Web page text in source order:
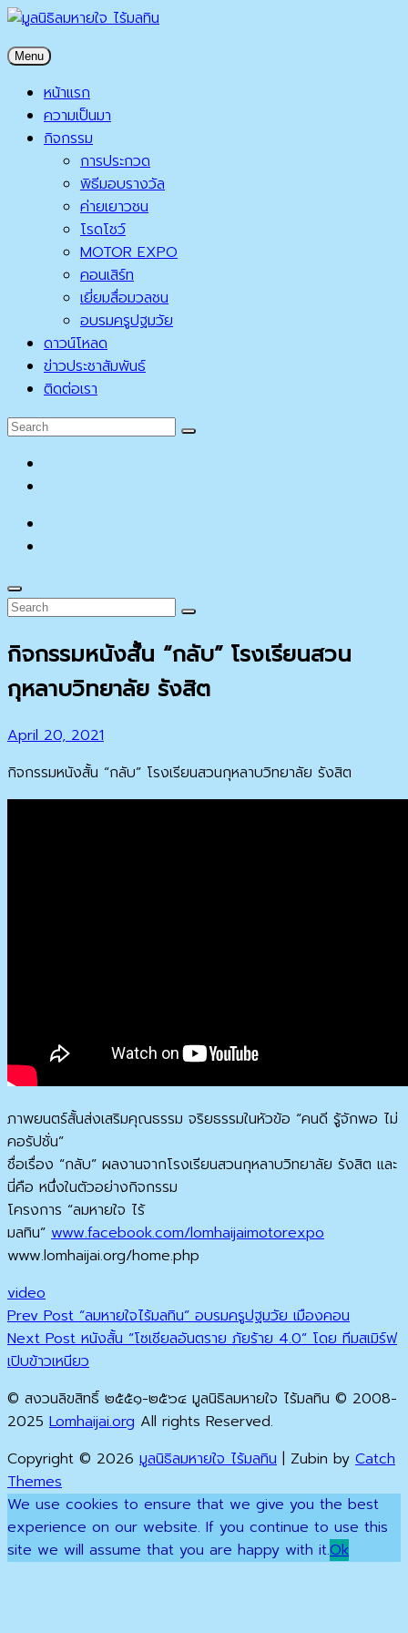
Skip
content
มูลนิธิลมหายใจ ไร้มลทิน
มูลนิธิลมหายใจ ไร้มลทิน
Menu
หน้าแรก
ความเป็นมา
กิจกรรม
การประกวด
พิธีมอบรางวัล
ค่ายเยาวชน
โรดโชว์
MOTOR EXPO
คอนเสิร์ท
เยี่ยมสื่อมวลชน
อบรมครูปฐมวัย
ดาวน์โหลด
ข่าวประชาสัมพันธ์
ติดต่อเรา
Search
Search
Search
Search
Search
กิจกรรมหนังสั้น “กลับ” โรงเรียนสวน
กุหลาบวิทยาลัย รังสิต
Posted
April 20, 2021
กิจกรรมหนังสั้น “กลับ” โรงเรียนสวนกุหลาบวิทยาลัย รังสิต
ภาพยนตร์สั้นส่งเสริมคุณธรรม จริยธรรมในหัวข้อ “คนดี รู้จักพอ ไม่
คอรัปชั่น”
ชื่อเรื่อง “กลับ” ผลงานจากโรงเรียนสวนกุหลาบวิทยาลัย รังสิต และ
นี่คือ หนึ่งในตัวอย่างกิจกรรม
โครงการ “ลมหายใจ ไร้
มลทิน” www.facebook.com/lomhaijaimotorexpo
www.lomhaijai.org/home.php
Categories
video
Post
navigation
Previous
Post
Prev Post “ลมหายใจไร้มลทิน” อบรมครูปฐมวัย เมืองคอน
Next
Post
Next Post หนังสั้น “โซเชียลอันตราย ภัยร้าย 4.0” โดย ทีมสเมิร์ฟ
เปิบข้าวเหนียว
© สงวนลิขสิทธิ์ ๒๕๕๑-๒๕๖๔ มูลนิธิลมหายใจ ไร้มลทิน © 2008-
2025 Lomhaijai.org All rights Reserved.
Copyright © 2026 มูลนิธิลมหายใจ ไร้มลทิน | Zubin by Catch
Themes
Scroll
Up
We use cookies to ensure that we give you the best
experience on our website. If you continue to use this
site we will assume that you are happy with it.Ok